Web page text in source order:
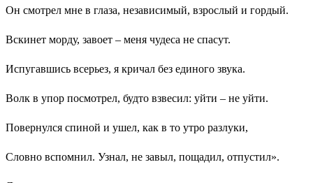
Он смотрел мне в глаза, независимый, взрослый и гордый.
Вскинет морду, завоет – меня чудеса не спасут.
Испугавшись всерьез, я кричал без единого звука.
Волк в упор посмотрел, будто взвесил: уйти – не уйти.
Повернулся спиной и ушел, как в то утро разлуки,
Словно вспомнил. Узнал, не завыл, пощадил, отпустил».